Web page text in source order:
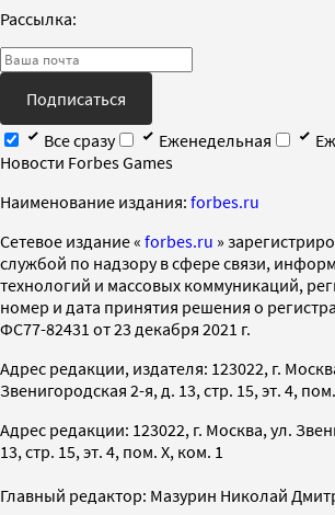
Рассылка:
Подписаться
Все сразу
Еженедельная
Новости Forbes Games
Наименование издания: forbes.ru
Cетевое издание « forbes.ru »
службой по надзору в сфере связи,
технологий и массовых коммуникаций,
номер и дата принятия решения о
ФС77-82431 от 23 декабря 2021 г.
Адрес редакции, издателя: 123022, г.
Звенигородская 2-я, д. 13, стр. 15, эт. 4,
Адрес редакции: 123022, г. Москва, ул.
13, стр. 15, эт. 4, пом. X, ком. 1
Главный редактор: Мазурин Николай